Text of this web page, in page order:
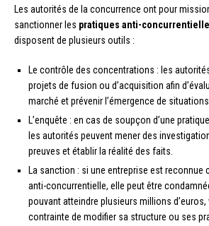
Les autorités de la concurrence ont pour
sanctionner les pratiques anti-
disposent de plusieurs outils :
Le contrôle des concentrations : les
projets de fusion ou d’acquisition afin
marché et prévenir l’émergence de
L’enquête : en cas de soupçon d’une
les autorités peuvent mener des
preuves et établir la réalité des faits.
La sanction : si une entreprise est reconnue
anti-concurrentielle, elle peut être
pouvant atteindre plusieurs millions d’euros,
contrainte de modifier sa structure ou ses